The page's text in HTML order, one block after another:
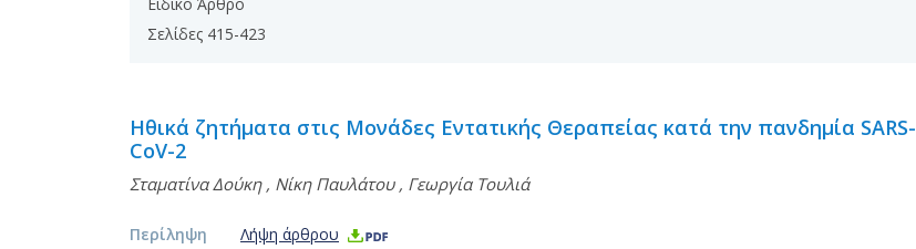
Σελίδες 415-423
Ηθικά ζητήματα στις Μονάδες Εντατικής Θεραπείας κατά την πανδημία SARS-
CoV-2
Σταματίνα Δούκη, Νίκη Παυλάτου, Γεωργία Τουλιά
Περίληψη
Λήψη άρθρου